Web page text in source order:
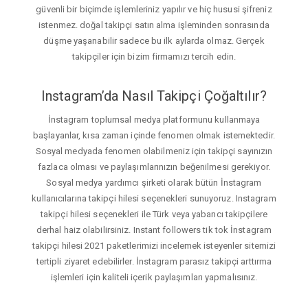
güvenli bir biçimde işlemleriniz yapılır ve hiç hususi şifreniz
istenmez. doğal takipçi satın alma işleminden sonrasında
düşme yaşanabilir sadece bu ilk aylarda olmaz. Gerçek
takipçiler için bizim firmamızı tercih edin.
Instagram’da Nasıl Takipçi Çoğaltılır?
İnstagram toplumsal medya platformunu kullanmaya
başlayanlar, kısa zaman içinde fenomen olmak istemektedir.
Sosyal medyada fenomen olabilmeniz için takipçi sayınızın
fazlaca olması ve paylaşımlarınızın beğenilmesi gerekiyor.
Sosyal medya yardımcı şirketi olarak bütün İnstagram
kullanıcılarına takipçi hilesi seçenekleri sunuyoruz. Instagram
takipçi hilesi seçenekleri ile Türk veya yabancı takipçilere
derhal haiz olabilirsiniz. Instant followers tik tok İnstagram
takipçi hilesi 2021 paketlerimizi incelemek isteyenler sitemizi
tertipli ziyaret edebilirler. İnstagram parasız takipçi arttırma
işlemleri için kaliteli içerik paylaşımları yapmalısınız.